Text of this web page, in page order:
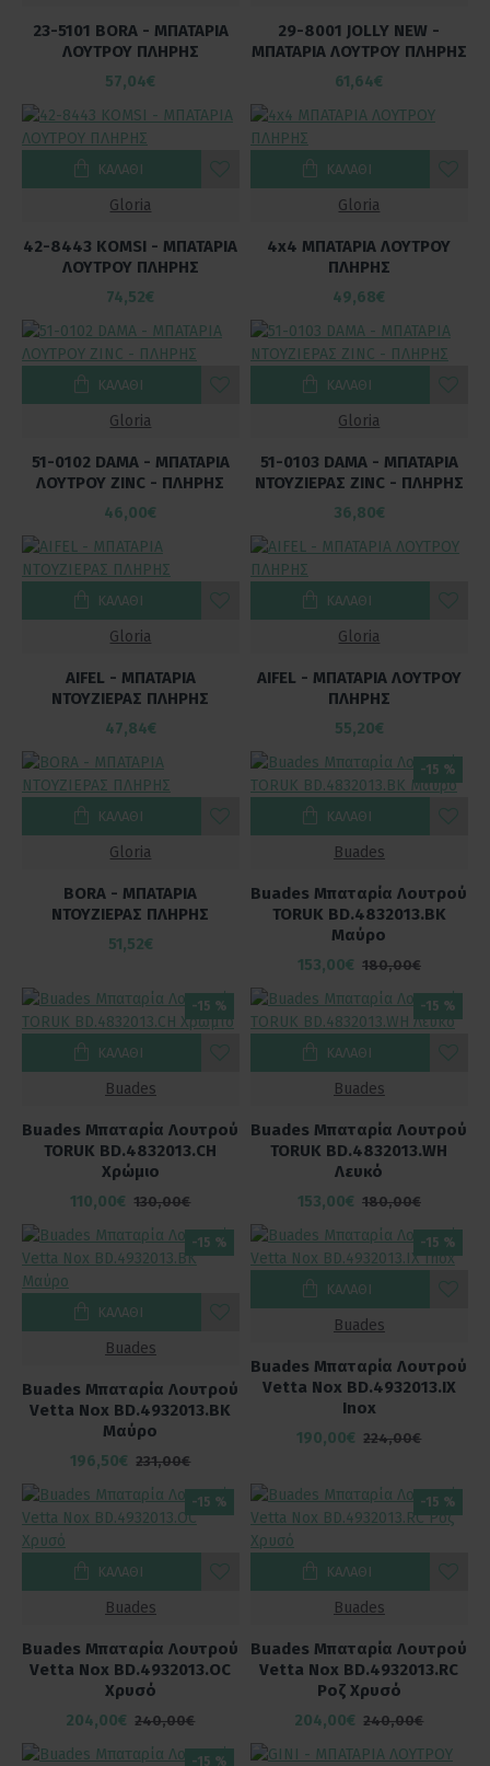
23-5101 BORA - ΜΠΑΤΑΡΙΑ
ΛΟΥΤΡΟΥ ΠΛΗΡΗΣ
57,04€
29-8001 JOLLY NEW -
ΜΠΑΤΑΡΙΑ ΛΟΥΤΡΟΥ ΠΛΗΡΗΣ
61,64€
Gloria
42-8443 KOMSI - ΜΠΑΤΑΡΙΑ
ΛΟΥΤΡΟΥ ΠΛΗΡΗΣ
74,52€
ΚΑΛΆΘΙ
Gloria
4x4 ΜΠΑΤΑΡΙΑ ΛΟΥΤΡΟΥ
ΠΛΗΡΗΣ
49,68€
ΚΑΛΆΘΙ
Gloria
51-0102 DAMA - ΜΠΑΤΑΡΙΑ
ΛΟΥΤΡΟΥ ZINC - ΠΛΗΡΗΣ
46,00€
ΚΑΛΆΘΙ
Gloria
51-0103 DAMA - ΜΠΑΤΑΡΙΑ
ΝΤΟΥΖΙΕΡΑΣ ZINC - ΠΛΗΡΗΣ
36,80€
ΚΑΛΆΘΙ
Gloria
AIFEL - ΜΠΑΤΑΡΙΑ
ΝΤΟΥΖΙΕΡΑΣ ΠΛΗΡΗΣ
47,84€
ΚΑΛΆΘΙ
Gloria
AIFEL - ΜΠΑΤΑΡΙΑ ΛΟΥΤΡΟΥ
ΠΛΗΡΗΣ
55,20€
ΚΑΛΆΘΙ
Gloria
BORA - ΜΠΑΤΑΡΙΑ
ΝΤΟΥΖΙΕΡΑΣ ΠΛΗΡΗΣ
51,52€
ΚΑΛΆΘΙ
-15 %
Buades
Buades Μπαταρία Λουτρού
TORUK BD.4832013.BK
Μαύρο
153,00€ 180,00€
ΚΑΛΆΘΙ
-15 %
Buades
Buades Μπαταρία Λουτρού
TORUK BD.4832013.CH
Χρώμιο
110,00€ 130,00€
ΚΑΛΆΘΙ
-15 %
Buades
Buades Μπαταρία Λουτρού
TORUK BD.4832013.WH
Λευκό
153,00€ 180,00€
ΚΑΛΆΘΙ
-15 %
Buades
Buades Μπαταρία Λουτρού
Vetta Nox BD.4932013.BK
Μαύρο
196,50€ 231,00€
ΚΑΛΆΘΙ
-15 %
Buades
Buades Μπαταρία Λουτρού
Vetta Nox BD.4932013.IX
Inox
190,00€ 224,00€
ΚΑΛΆΘΙ
-15 %
Buades
Buades Μπαταρία Λουτρού
Vetta Nox BD.4932013.OC
Χρυσό
204,00€ 240,00€
ΚΑΛΆΘΙ
-15 %
Buades
Buades Μπαταρία Λουτρού
Vetta Nox BD.4932013.RC
Ροζ Χρυσό
204,00€ 240,00€
ΚΑΛΆΘΙ
-15 %